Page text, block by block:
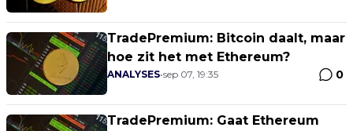
TradePremium: Bitcoin daalt, maar
hoe zit het met Ethereum?
ANALYSES•sep 07, 19:35 0
TradePremium: Gaat Ethereum